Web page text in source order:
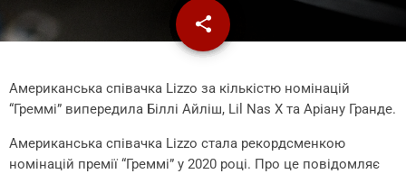
share
email
Американська співачка Lizzo за кількістю номінацій
“Греммі” випередила Біллі Айліш, Lil Nas X та Аріану Гранде.
Американська співачка Lizzo стала рекордсменкою
номінацій премії “Греммі” у 2020 році. Про це повідомляє